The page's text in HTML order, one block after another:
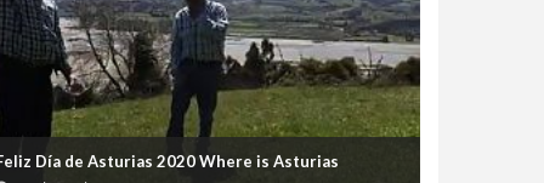
Día de Asturias 2020 Where is Asturias